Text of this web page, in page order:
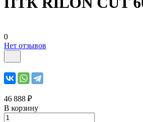
0
Нет отзывов
46 888 ₽
В корзину